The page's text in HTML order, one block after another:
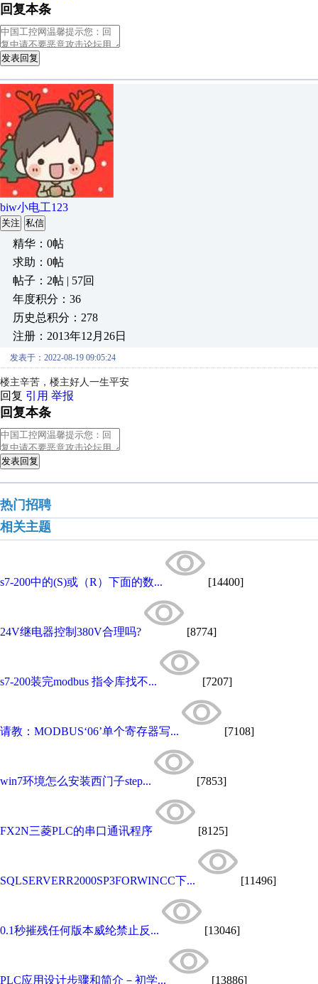
回复本条
发表回复
biw小电工123
关注 私信
精华：0帖
求助：0帖
帖子：2帖 | 57回
年度积分：36
历史总积分：278
注册：2013年12月26日
发表于：2022-08-19 09:05:24
楼主辛苦，楼主好人一生平安
回复 引用 举报
回复本条
发表回复
热门招聘
相关主题
s7-200中的(S)或（R）下面的数... [14400]
24V继电器控制380V合理吗? [8774]
s7-200装完modbus 指令库找不... [7207]
请教：MODBUS‘06’单个寄存器写... [7108]
win7环境怎么安装西门子step... [7853]
FX2N三菱PLC的串口通讯程序 [8125]
SQLSERVERR2000SP3FORWINCC下... [11496]
0.1秒摧残任何版本威纶禁止反... [13046]
PLC应用设计步骤和简介－初学... [13886]